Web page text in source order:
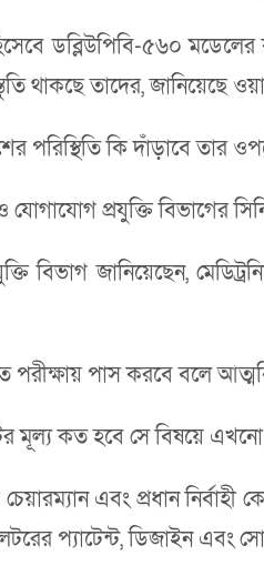
ডব্লিউপিবি-৫৬০
থাকছে তাদের, জানিয়েছে
পরিস্থিতি কি দাঁড়াবে তার
যোগাযোগ প্রযুক্তি বিভাগের
বিভাগ জানিয়েছেন,
পাস করবে বলে
মূল্য কত হবে সে বিষয়ে এখনো
চেয়ারম্যান এবং প্রধান
প্যাটেন্ট, ডিজাইন এবং